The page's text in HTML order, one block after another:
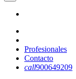
Profesionales
Contacto
call900649209